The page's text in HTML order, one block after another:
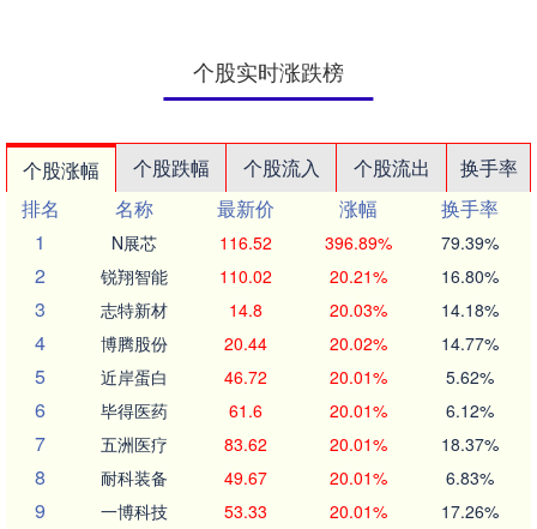
个股实时涨跌榜
个股涨幅 个股跌幅 个股流入 个股流出
换手率
排名
名称 最新价 涨幅
换手率
1
N展芯 116.52 396.89% 79.39%
2 锐翔智能 110.02 20.21% 16.80%
3 志特新材 14.8 20.03% 14.18%
4 博腾股份 20.44 20.02% 14.77%
5 近岸蛋白 46.72 20.01% 5.62%
6 毕得医药 61.6 20.01% 6.12%
7 五洲医疗 83.62 20.01% 18.37%
8 耐科装备 49.67 20.01% 6.83%
9 一博科技 53.33 20.01% 17.26%